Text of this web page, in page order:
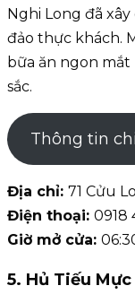
Nghi Long đã
đảo thực khách.
bữa ăn ngon
sắc.
Thông tin
Địa chỉ: 71 Cửu
Điện thoại: 0918
Giờ mở cửa:
5. Hủ Tiếu